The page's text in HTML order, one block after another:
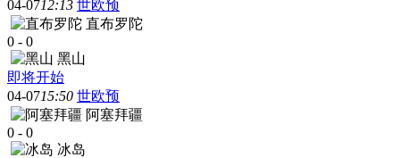
04-0712:13 世欧预
直布罗陀
0 - 0
黑山
即将开始
04-0715:50 世欧预
阿塞拜疆
0 - 0
冰岛